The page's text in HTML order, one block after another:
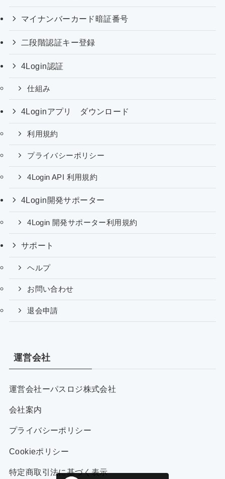
マイナンバーカード暗証番号
二段階認証キー登録
4Login認証
仕組み
4Loginアプリ ダウンロード
利用規約
プライバシーポリシー
4Login API 利用規約
4Login開発サポーター
4Login 開発サポーター利用規約
サポート
ヘルプ
お問い合わせ
退会申請
運営会社
運営会社ーパスロジ株式会社
会社案内
プライバシーポリシー
Cookieポリシー
特定商取引法に基づく表示